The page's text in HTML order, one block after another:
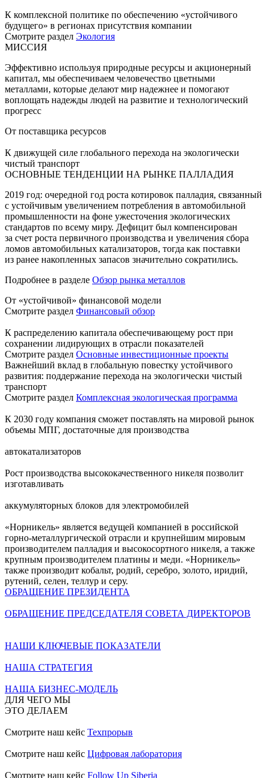
К комплексной политике по обеспечению «устойчивого
будущего» в регионах присутствия компании
Смотрите раздел Экология
МИССИЯ
Эффективно используя природные ресурсы и акционерный
капитал, мы обеспечиваем человечество цветными
металлами, которые делают мир надежнее и помогают
воплощать надежды людей на развитие и технологический
прогресс
От поставщика ресурсов
К движущей силе глобального перехода на экологически
чистый транспорт
ОСНОВНЫЕ ТЕНДЕНЦИИ НА РЫНКЕ ПАЛЛАДИЯ
2019 год: очередной год роста котировок палладия, связанный
с устойчивым увеличением потребления в автомобильной
промышленности на фоне ужесточения экологических
стандартов по всему миру. Дефицит был компенсирован
за счет роста первичного производства и увеличения сбора
ломов автомобильных катализаторов, тогда как поставки
из ранее накопленных запасов значительно сократились.
Подробнее в разделе Обзор рынка металлов
От «устойчивой» финансовой модели
Смотрите раздел Финансовый обзор
К распределению капитала обеспечивающему рост при
сохранении лидирующих в отрасли показателей
Смотрите раздел Основные инвестиционные проекты
Важнейший вклад в глобальную повестку устойчивого
развития: поддержание перехода на экологически чистый
транспорт
Смотрите раздел Комплексная экологическая программа
К 2030 году компания сможет поставлять на мировой рынок
объемы МПГ, достаточные для производства
автокатализаторов
Рост производства высококачественного никеля позволит
изготавливать
аккумуляторных блоков для электромобилей
«Норникель» является ведущей компанией в российской
горно-металлургической отрасли и крупнейшим мировым
производителем палладия и высокосортного никеля, а также
крупным производителем платины и меди. «Норникель»
также производит кобальт, родий, серебро, золото, иридий,
рутений, селен, теллур и серу.
ОБРАЩЕНИЕ ПРЕЗИДЕНТА
ОБРАЩЕНИЕ ПРЕДСЕДАТЕЛЯ СОВЕТА ДИРЕКТОРОВ
НАШИ КЛЮЧЕВЫЕ ПОКАЗАТЕЛИ
НАША СТРАТЕГИЯ
НАША БИЗНЕС-МОДЕЛЬ
ДЛЯ ЧЕГО МЫ
ЭТО ДЕЛАЕМ
Смотрите наш кейс Техпрорыв
Смотрите наш кейс Цифровая лаборатория
Смотрите наш кейс Follow Up Siberia